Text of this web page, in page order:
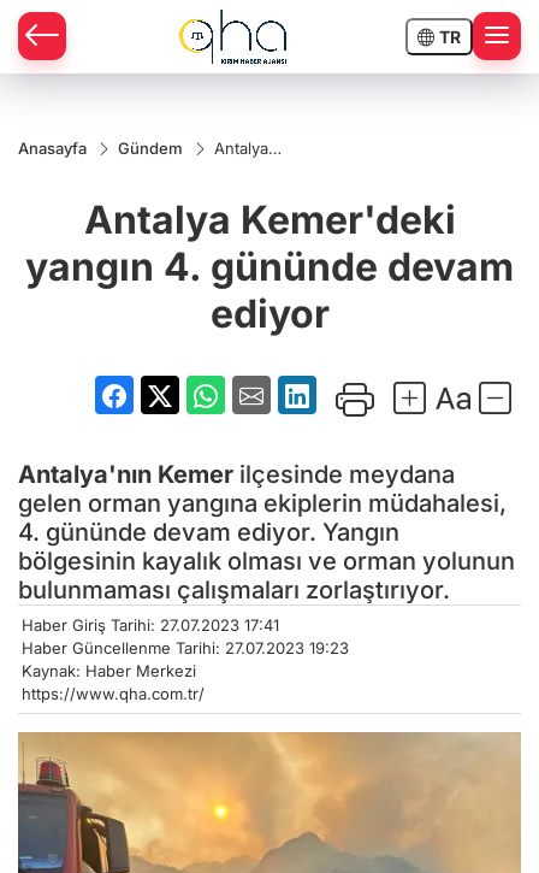
TR
Anasayfa Gündem
Antalya
gününde
devam
Antalya Kemer'deki
yangın 4. gününde devam
ediyor
Antalya'nın Kemer ilçesinde meydana
gelen orman yangına ekiplerin müdahalesi,
4. gününde devam ediyor. Yangın
bölgesinin kayalık olması ve orman yolunun
bulunmaması çalışmaları zorlaştırıyor.
Haber Giriş Tarihi: 27.07.2023 17:41
Haber Güncellenme Tarihi: 27.07.2023 19:23
Kaynak: Haber Merkezi
https://www.qha.com.tr/